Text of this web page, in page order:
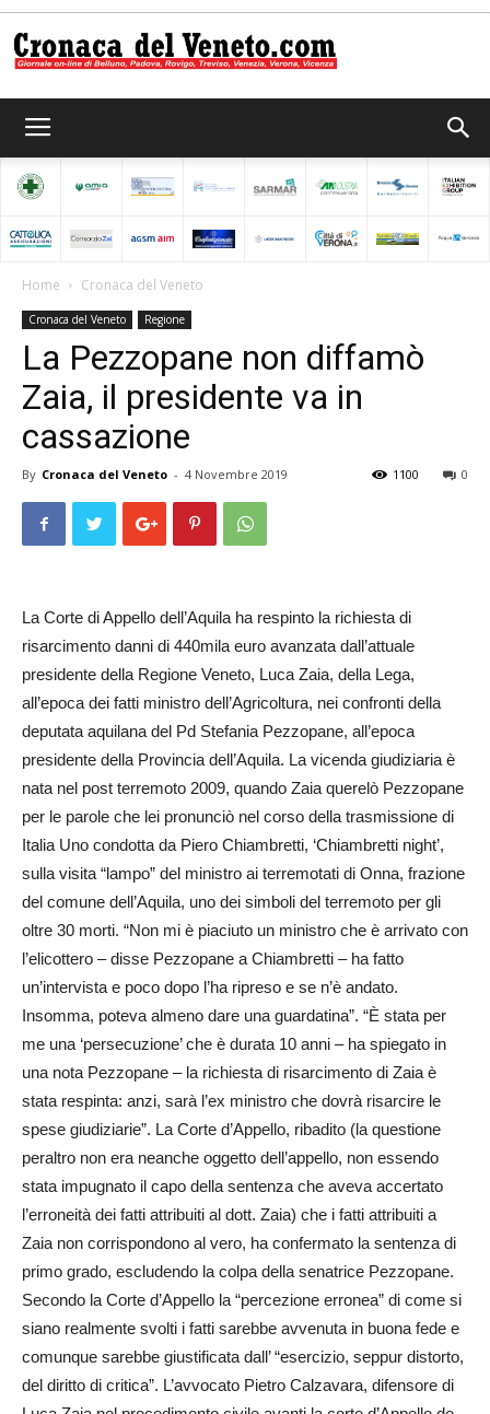
del
Home Cronaca del Veneto
Cronaca del Veneto Regione
La Pezzopane non diffamò
Zaia, il presidente va in
cassazione
By Cronaca del Veneto - 4 Novembre 2019 0
1100
La Corte di Appello dell’Aquila ha respinto la richiesta di
risarcimento danni di 440mila euro avanzata dall’attuale
presidente della Regione Veneto, Luca Zaia, della Lega,
all’epoca dei fatti ministro dell’Agricoltura, nei confronti della
deputata aquilana del Pd Stefania Pezzopane, all’epoca
presidente della Provincia dell’Aquila. La vicenda giudiziaria è
nata nel post terremoto 2009, quando Zaia querelò Pezzopane
per le parole che lei pronunciò nel corso della trasmissione di
Italia Uno condotta da Piero Chiambretti, ‘Chiambretti night’,
sulla visita “lampo” del ministro ai terremotati di Onna, frazione
del comune dell’Aquila, uno dei simboli del terremoto per gli
oltre 30 morti. “Non mi è piaciuto un ministro che è arrivato con
l’elicottero – disse Pezzopane a Chiambretti – ha fatto
un’intervista e poco dopo l’ha ripreso e se n’è andato.
Insomma, poteva almeno dare una guardatina”. “È stata per
me una ‘persecuzione’ che è durata 10 anni – ha spiegato in
una nota Pezzopane – la richiesta di risarcimento di Zaia è
stata respinta: anzi, sarà l’ex ministro che dovrà risarcire le
spese giudiziarie”. La Corte d’Appello, ribadito (la questione
peraltro non era neanche oggetto dell’appello, non essendo
stata impugnato il capo della sentenza che aveva accertato
l’erroneità dei fatti attribuiti al dott. Zaia) che i fatti attribuiti a
Zaia non corrispondono al vero, ha confermato la sentenza di
primo grado, escludendo la colpa della senatrice Pezzopane.
Secondo la Corte d’Appello la “percezione erronea” di come si
siano realmente svolti i fatti sarebbe avvenuta in buona fede e
comunque sarebbe giustificata dall’ “esercizio, seppur distorto,
del diritto di critica”. L’avvocato Pietro Calzavara, difensore di